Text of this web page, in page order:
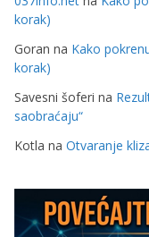
korak)
Goran na Kako
korak)
Savesni šoferi na
saobraćaju“
Kotla na Otvaranje